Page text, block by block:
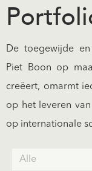
De toegewijde
Piet Boon op
creëert, omarmt
op het leveren
op internationale
Select
Select content